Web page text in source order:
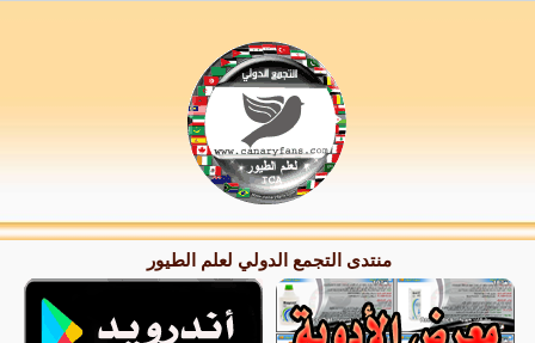
منتدى التجمع الدولي لعلم الطيور